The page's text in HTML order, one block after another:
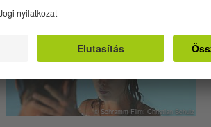
© Schramm Film, Christian Schulz